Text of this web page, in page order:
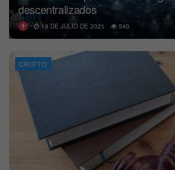
descentralizados
19 DE JULIO DE 2021 540
CRIPTO